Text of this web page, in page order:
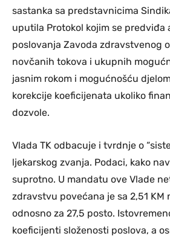
sastanka sa predstavnicima
uputila Protokol kojim se predviđa
poslovanja Zavoda zdravstvenog
novčanih tokova i ukupnih
jasnim rokom i mogućnošću
korekcije koeficijenata ukoliko
dozvole.
Vlada TK odbacuje i tvrdnje o
ljekarskog zvanja. Podaci, kako
suprotno. U mandatu ove Vlade
zdravstvu povećana je sa 2,51 KM
odnosno za 27,5 posto.
koeficijenti složenosti poslova, a